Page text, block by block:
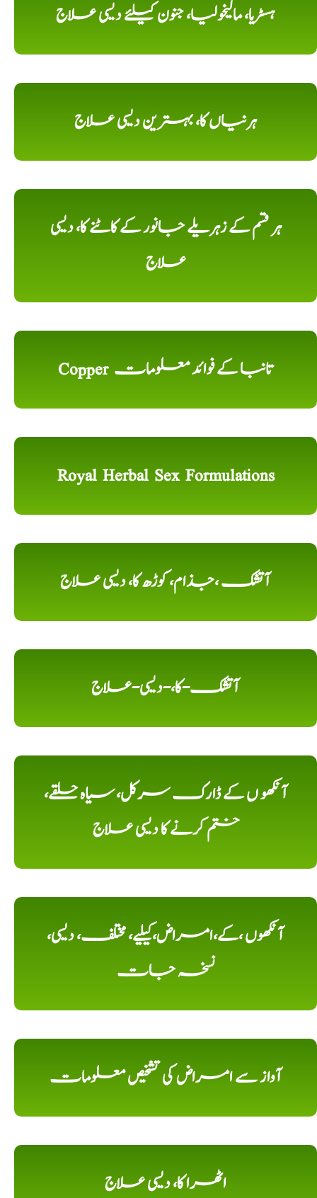
ہسٹریا، مالیخولیا، جنون کیلئے دیسی علاج
ہرنیاں کا، بہترین دیسی علاج
ہر قسم کے زہریلے جانور کے کاٹنے کا، دیسی
علاج
Copper تانبا کے فوائد معلومات
Royal Herbal Sex Formulations
آتشک ،جذام، کوڑھ کا، دیسی علاج
آتشک-کا،-دیسی-علاج
آنکھو ں کے ڈارک سرکل، سیاہ حلقے،
ختم کرنے کا دیسی علاج
آنکھوں ،کے،امراض،کیلیے، مختلف، دیسی،
نسخہ جات
آواز سے امراض کی تشخیص معلومات
اٹھرا کا، دیسی علاج